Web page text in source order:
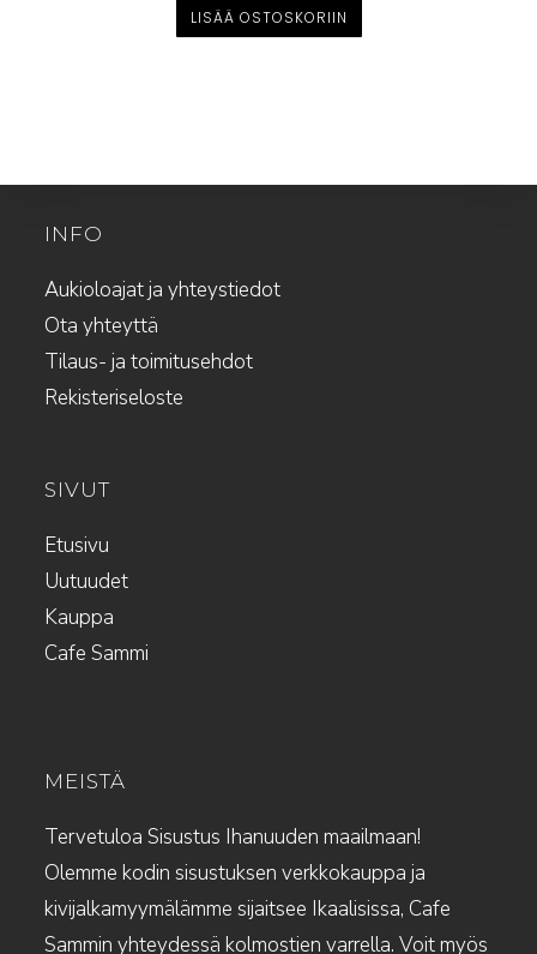
LISÄÄ OSTOSKORIIN
INFO
Aukioloajat ja yhteystiedot
Ota yhteyttä
Tilaus- ja toimitusehdot
Rekisteriseloste
SIVUT
Etusivu
Uutuudet
Kauppa
Cafe Sammi
MEISTÄ
Tervetuloa Sisustus Ihanuuden maailmaan!
Olemme kodin sisustuksen verkkokauppa ja
kivijalkamyymälämme sijaitsee Ikaalisissa, Cafe
Sammin yhteydessä kolmostien varrella. Voit myös